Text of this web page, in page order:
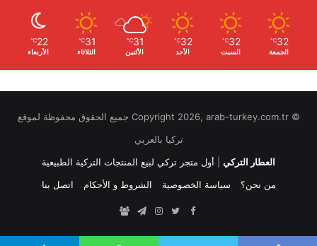
32
℃
الجمعة
32
℃
السبت
32
℃
الأحد
31
℃
الأثنين
31
℃
الثلاثاء
22
℃
الأربعاء
© Copyright 2026, arab-turkey.com.tr جميع الحقوق محفوظة لموقع
تركيا بالعربي
العطار التركي
أول متجر تركي لبيع المنتجات التركية الطبيعية
من نحن؟
سياسة الخصوصية الشروط و الأحكام اتصل بنا